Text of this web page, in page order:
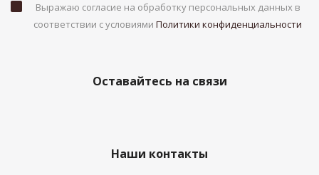
Выражаю согласие на обработку персональных данных в
соответствии с условиями Политики конфиденциальности
Оставайтесь на связи
Наши контакты